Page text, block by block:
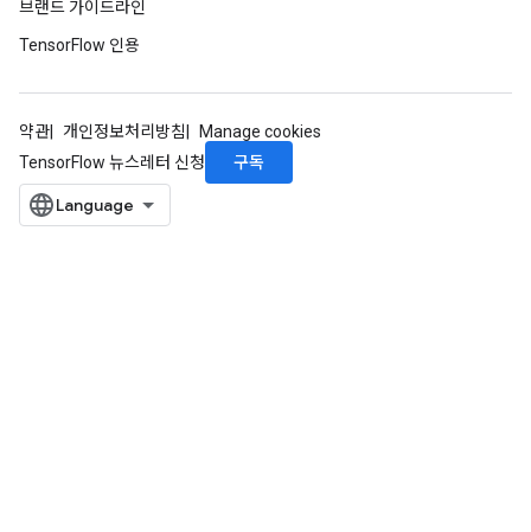
브랜드 가이드라인
TensorFlow 인용
약관 개인정보처리방침
Manage cookies
TensorFlow 뉴스레터 신청
구독